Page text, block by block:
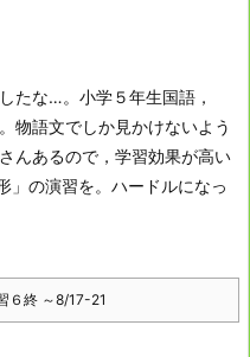
たな…。 小学５年生国語，
物語文でしか見かけないよう
んあるので，学習効果が高い
の演習を。 ハードルになっ
６終 ～8/17-21